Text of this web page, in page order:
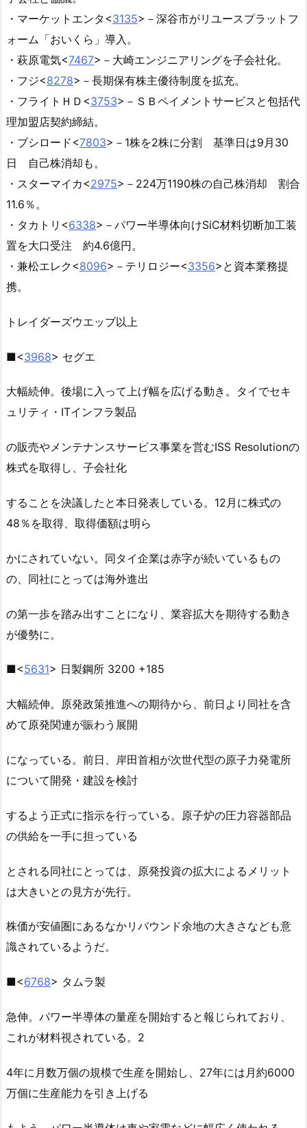
・マーケットエンタ<3135>－深谷市がリユースプラットフ
ォーム「おいくら」導入。
・萩原電気<7467>－大崎エンジニアリングを子会社化。
・フジ<8278>－長期保有株主優待制度を拡充。
・フライトＨＤ<3753>－ＳＢペイメントサービスと包括代
理加盟店契約締結。
・ブシロード<7803>－1株を2株に分割 基準日は9月30
日 自己株消却も。
・スターマイカ<2975>－224万1190株の自己株消却 割合
11.6％。
・タカトリ<6338>－パワー半導体向けSiC材料切断加工装
置を大口受注 約4.6億円。
・兼松エレク<8096>－テリロジー<3356>と資本業務提
携。
トレイダーズウエッブ以上
■<3968> セグエ
大幅続伸。後場に入って上げ幅を広げる動き。タイでセキ
ュリティ・ITインフラ製品
の販売やメンテナンスサービス事業を営むISS Resolutionの
株式を取得し、子会社化
することを決議したと本日発表している。12月に株式の
48％を取得、取得価額は明ら
かにされていない。同タイ企業は赤字が続いているもの
の、同社にとっては海外進出
の第一歩を踏み出すことになり、業容拡大を期待する動き
が優勢に。
■<5631> 日製鋼所 3200 +185
大幅続伸。原発政策推進への期待から、前日より同社を含
めて原発関連が賑わう展開
になっている。前日、岸田首相が次世代型の原子力発電所
について開発・建設を検討
するよう正式に指示を行っている。原子炉の圧力容器部品
の供給を一手に担っている
とされる同社にとっては、原発投資の拡大によるメリット
は大きいとの見方が先行。
株価が安値圏にあるなかリバウンド余地の大きさなども意
識されているようだ。
■<6768> タムラ製
急伸。パワー半導体の量産を開始すると報じられており、
これが材料視されている。2
4年に月数万個の規模で生産を開始し、27年には月約6000
万個に生産能力を引き上げる